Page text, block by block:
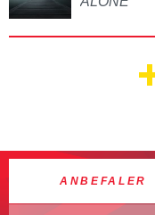
ANBEFALER